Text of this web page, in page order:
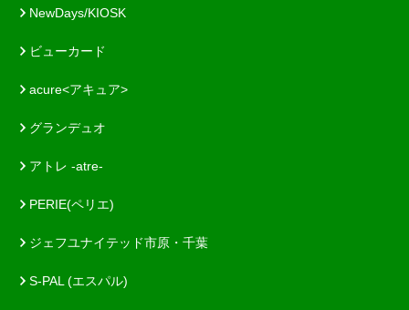
NewDays/KIOSK
ビューカード
acure<アキュア>
グランデュオ
アトレ -atre-
PERIE(ペリエ)
ジェフユナイテッド市原・千葉
S-PAL (エスパル)